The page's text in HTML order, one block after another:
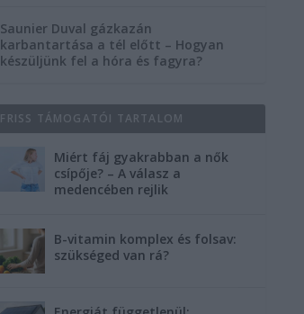
Saunier Duval gázkazán
karbantartása a tél előtt – Hogyan
készüljünk fel a hóra és fagyra?
FRISS TÁMOGATÓI TARTALOM
Miért fáj gyakrabban a nők
csípője? – A válasz a
medencében rejlik
B-vitamin komplex és folsav:
szükséged van rá?